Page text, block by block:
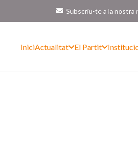
Subscriu-te a la
IniciActualitat El Partit